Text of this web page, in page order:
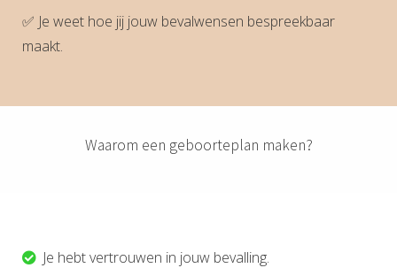
✅ Je weet hoe jij jouw bevalwensen bespreekbaar
maakt.
Waarom een geboorteplan maken?
Je hebt vertrouwen in jouw bevalling.